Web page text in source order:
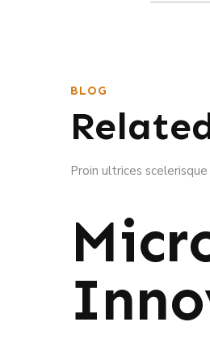
BLOG
Proin ultrices